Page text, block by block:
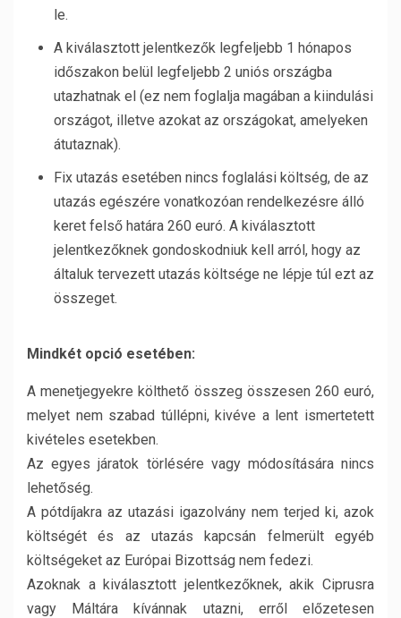
le.
A kiválasztott jelentkezők legfeljebb 1 hónapos
időszakon belül legfeljebb 2 uniós országba
utazhatnak el (ez nem foglalja magában a kiindulási
országot, illetve azokat az országokat, amelyeken
átutaznak).
Fix utazás esetében nincs foglalási költség, de az
utazás egészére vonatkozóan rendelkezésre álló
keret felső határa 260 euró. A kiválasztott
jelentkezőknek gondoskodniuk kell arról, hogy az
általuk tervezett utazás költsége ne lépje túl ezt az
összeget.
Mindkét opció esetében:
A menetjegyekre költhető összeg összesen 260 euró,
melyet nem szabad túllépni, kivéve a lent ismertetett
kivételes esetekben.
Az egyes járatok törlésére vagy módosítására nincs
lehetőség.
A pótdíjakra az utazási igazolvány nem terjed ki, azok
költségét és az utazás kapcsán felmerült egyéb
költségeket az Európai Bizottság nem fedezi.
Azoknak a kiválasztott jelentkezőknek, akik Ciprusra
vagy Máltára kívánnak utazni, erről előzetesen